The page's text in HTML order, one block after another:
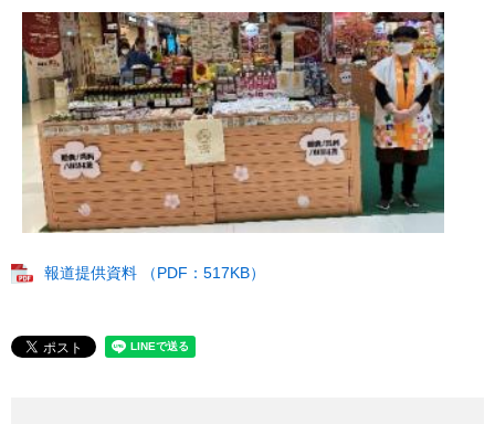
報道提供資料 （PDF：517KB）